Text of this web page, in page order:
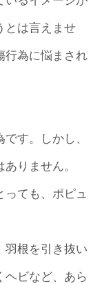
とは言えませ
行為に悩まされ
す。しかし、
りません。
ても、ポピュ
羽根を引き抜い
ヘビなど、あら